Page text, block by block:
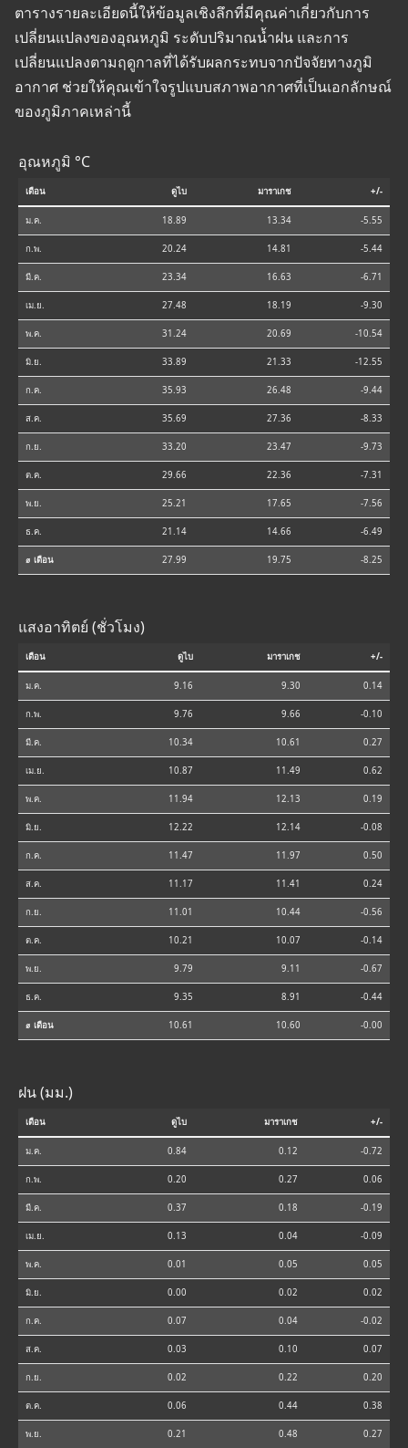
ตารางรายละเอียดนี้ให้ข้อมูลเชิงลึกที่มีคุณค่าเกี่ยวกับการ
เปลี่ยนแปลงของอุณหภูมิ ระดับปริมาณน้ำฝน และการ
เปลี่ยนแปลงตามฤดูกาลที่ได้รับผลกระทบจากปัจจัยทางภูมิ
อากาศ ช่วยให้คุณเข้าใจรูปแบบสภาพอากาศที่เป็นเอกลักษณ์
ของภูมิภาคเหล่านี้
อุณหภูมิ °C
เดือน ดูไบ มาราเกช +/-
ม.ค. 18.89 13.34 -5.55
ก.พ. 20.24 14.81 -5.44
มี.ค. 23.34 16.63 -6.71
เม.ย. 27.48 18.19 -9.30
พ.ค. 31.24 20.69 -10.54
มิ.ย. 33.89 21.33 -12.55
ก.ค. 35.93 26.48 -9.44
ส.ค. 35.69 27.36 -8.33
ก.ย. 33.20 23.47 -9.73
ต.ค. 29.66 22.36 -7.31
พ.ย. 25.21 17.65 -7.56
ธ.ค. 21.14 14.66 -6.49
⌀ เดือน 27.99 19.75 -8.25
แสงอาทิตย์ (ชั่วโมง)
เดือน ดูไบ มาราเกช +/-
ม.ค. 9.16 9.30 0.14
ก.พ. 9.76 9.66 -0.10
มี.ค. 10.34 10.61 0.27
เม.ย. 10.87 11.49 0.62
พ.ค. 11.94 12.13 0.19
มิ.ย. 12.22 12.14 -0.08
ก.ค. 11.47 11.97 0.50
ส.ค. 11.17 11.41 0.24
ก.ย. 11.01 10.44 -0.56
ต.ค. 10.21 10.07 -0.14
พ.ย. 9.79 9.11 -0.67
ธ.ค. 9.35 8.91 -0.44
⌀ เดือน 10.61 10.60 -0.00
ฝน (มม.)
เดือน ดูไบ มาราเกช +/-
ม.ค. 0.84 0.12 -0.72
ก.พ. 0.20 0.27 0.06
มี.ค. 0.37 0.18 -0.19
เม.ย. 0.13 0.04 -0.09
พ.ค. 0.01 0.05 0.05
มิ.ย. 0.00 0.02 0.02
ก.ค. 0.07 0.04 -0.02
ส.ค. 0.03 0.10 0.07
ก.ย. 0.02 0.22 0.20
ต.ค. 0.06 0.44 0.38
พ.ย. 0.21 0.48 0.27